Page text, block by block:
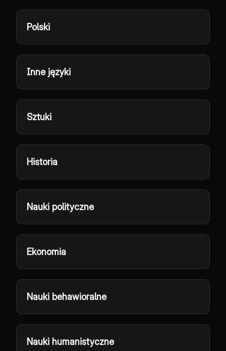
Polski
Inne języki
Sztuki
Historia
Nauki polityczne
Ekonomia
Nauki behawioralne
Nauki humanistyczne